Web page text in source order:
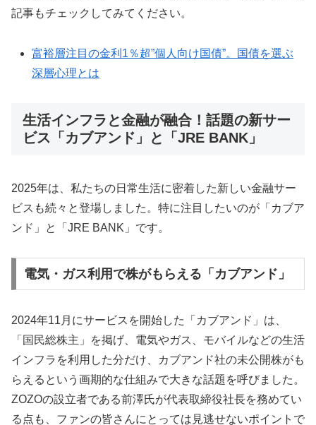
記事もチェックしてみてください。
富裕層注目の金利1％超”個人向け国債”。国債を選ぶ
深層心理とは
生活インフラと金融が融合！話題の新サー
ビス「カブアンド」と「JRE BANK」
2025年は、私たちの日常生活に密着した新しい金融サー
ビスも続々と登場しました。特に注目したいのが「カブア
ンド」と「JRE BANK」です。
電気・ガス利用で株がもらえる「カブアンド」
2024年11月にサービスを開始した「カブアンド」は、
「国民総株主」を掲げ、電気やガス、モバイルなどの生活
インフラを利用した分だけ、カブアンド社の未公開株がも
らえるという画期的な仕組みで大きな話題を呼びました。
ZOZOの設立者である前澤氏が代表取締役社長を務めてい
る点も、ファンの皆さんにとっては見逃せないポイントで